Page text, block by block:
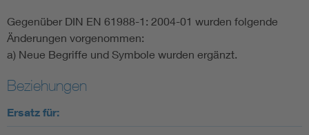
Gegenüber DIN EN 61988-1: 2004-01 wurden folgende
Änderungen vorgenommen:
a) Neue Begriffe und Symbole wurden ergänzt.
Beziehungen
Ersatz für: